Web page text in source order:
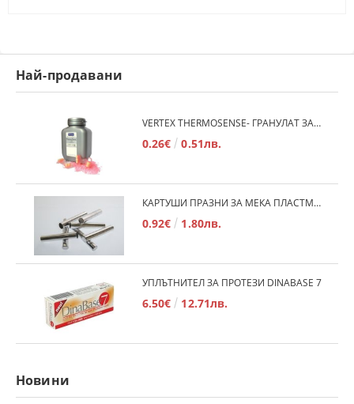
Най-продавани
VERTEX THERMOSENSE- ГРАНУЛАТ ЗА МЕКИ ПРОТЕЗИ
0.26€ 0.51лв.
КАРТУШИ ПРАЗНИ ЗА МЕКА ПЛАСТМАСА
0.92€ 1.80лв.
УПЛЪТНИТЕЛ ЗА ПРОТЕЗИ DINABASE 7
6.50€ 12.71лв.
Новини